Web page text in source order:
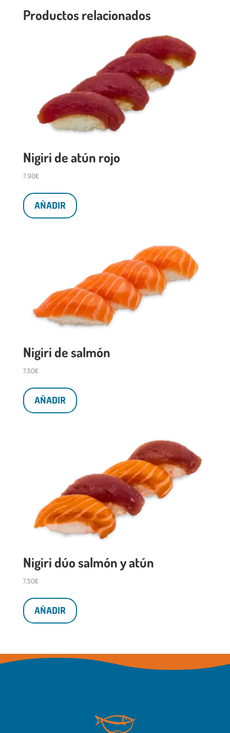
y
Productos relacionados
Nigiri de atún rojo
7,90€
AÑADIR
Nigiri de salmón
7,50€
AÑADIR
Nigiri dúo salmón y atún
7,50€
AÑADIR